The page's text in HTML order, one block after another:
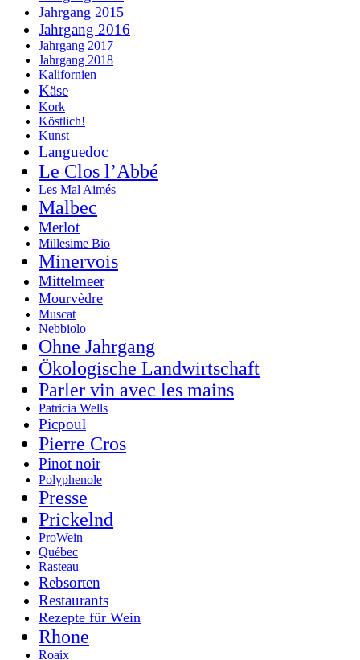
Jahrgang 2015
Jahrgang 2016
Jahrgang 2017
Jahrgang 2018
Kalifornien
Käse
Kork
Köstlich!
Kunst
Languedoc
Le Clos l’Abbé
Les Mal Aimés
Malbec
Merlot
Millesime Bio
Minervois
Mittelmeer
Mourvèdre
Muscat
Nebbiolo
Ohne Jahrgang
Ökologische Landwirtschaft
Parler vin avec les mains
Patricia Wells
Picpoul
Pierre Cros
Pinot noir
Polyphenole
Presse
Prickelnd
ProWein
Québec
Rasteau
Rebsorten
Restaurants
Rezepte für Wein
Rhone
Roaix